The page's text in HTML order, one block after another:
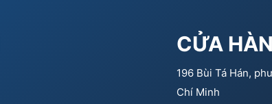
CỬA
196 Bùi Tá Hán,
Chí Minh